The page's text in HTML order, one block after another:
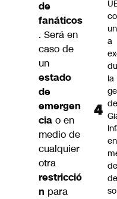
de
fanáticos
. Será en
caso de
un
estado
de
emergen
cia o en
medio de
cualquier
otra
restricció
n para
a
la
de
en
de